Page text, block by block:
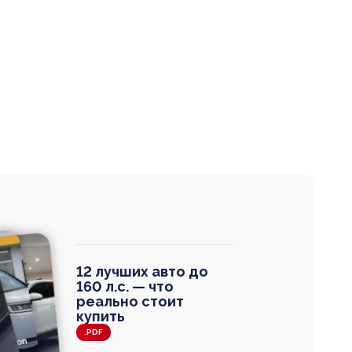
12 лучших авто до
160 л.с. — что
реально стоит
купить
.PDF